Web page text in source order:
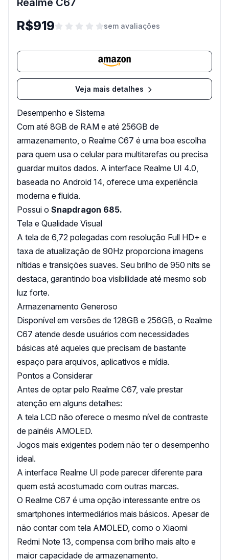
R$919 sem avaliações
Veja mais detalhes
Desempenho e Sistema
Com até 8GB de RAM e até 256GB de
armazenamento, o Realme C67 é uma boa escolha
para quem usa o celular para multitarefas ou precisa
guardar muitos dados. A interface Realme UI 4.0,
baseada no Android 14, oferece uma experiência
moderna e fluida.
Possui o Snapdragon 685.
Tela e Qualidade Visual
A tela de 6,72 polegadas com resolução Full HD+ e
taxa de atualização de 90Hz proporciona imagens
nítidas e transições suaves. Seu brilho de 950 nits se
destaca, garantindo boa visibilidade até mesmo sob
luz forte.
Armazenamento Generoso
Disponível em versões de 128GB e 256GB, o Realme
C67 atende desde usuários com necessidades
básicas até aqueles que precisam de bastante
espaço para arquivos, aplicativos e mídia.
Pontos a Considerar
Antes de optar pelo Realme C67, vale prestar
atenção em alguns detalhes:
A tela LCD não oferece o mesmo nível de contraste
de painéis AMOLED.
Jogos mais exigentes podem não ter o desempenho
ideal.
A interface Realme UI pode parecer diferente para
quem está acostumado com outras marcas.
O Realme C67 é uma opção interessante entre os
smartphones intermediários mais básicos. Apesar de
não contar com tela AMOLED, como o Xiaomi
Redmi Note 13, compensa com brilho mais alto e
maior capacidade de armazenamento.